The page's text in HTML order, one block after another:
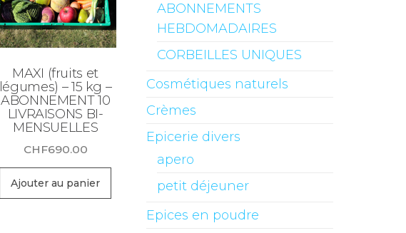
MAXI (fruits et
légumes) – 15 kg –
ABONNEMENT 10
LIVRAISONS BI-
MENSUELLES
CHF690.00
Ajouter au panier
ABONNEMENTS
HEBDOMADAIRES
CORBEILLES UNIQUES
Cosmétiques naturels
Crèmes
Epicerie divers
apero
petit déjeuner
Epices en poudre